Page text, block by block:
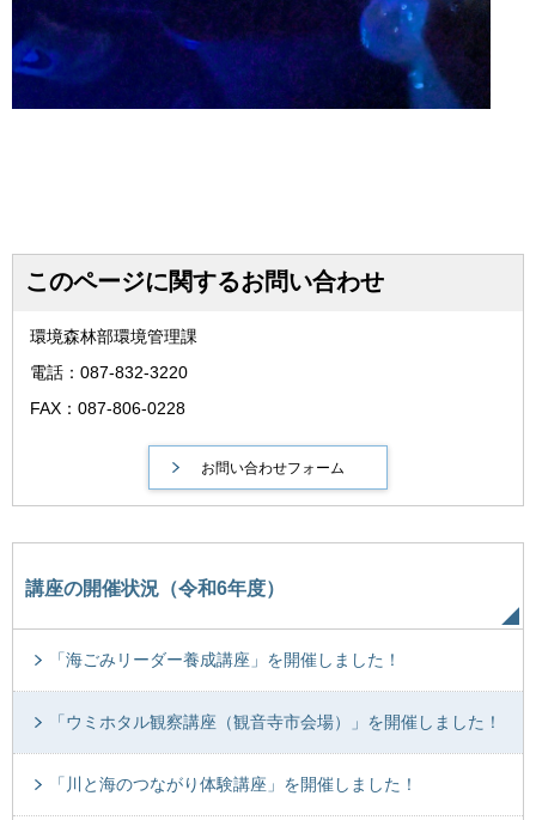
このページに関するお問い合わせ
環境森林部環境管理課
電話：087-832-3220
FAX：087-806-0228
講座の開催状況（令和6年度）
「海ごみリーダー養成講座」を開催しました！
「ウミホタル観察講座（観音寺市会場）」を開催しました！
「川と海のつながり体験講座」を開催しました！